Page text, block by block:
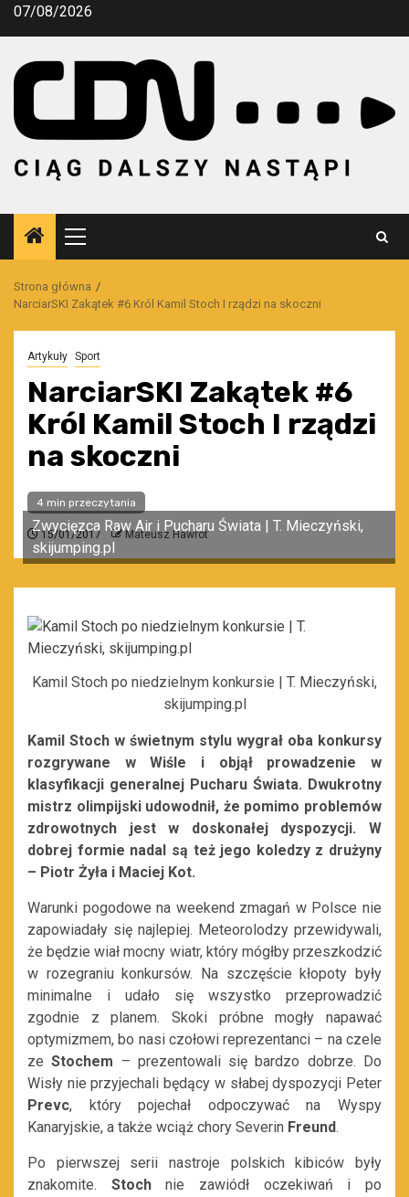
Przejdź
07/08/2026
Menu
główne
Strona główna
NarciarSKI Zakątek #6 Król Kamil Stoch I rządzi na skoczni
Artykuły Sport
NarciarSKI Zakątek #6
Król Kamil Stoch I rządzi
na skoczni
4 min przeczytania
15/01/2017 Mateusz Hawrot
Zwycięzca Raw Air i Pucharu Świata | T. Mieczyński,
skijumping.pl
Kamil Stoch po niedzielnym konkursie | T. Mieczyński,
skijumping.pl
Kamil Stoch w świetnym stylu wygrał oba konkursy
rozgrywane w Wiśle i objął prowadzenie w
klasyfikacji generalnej Pucharu Świata. Dwukrotny
mistrz olimpijski udowodnił, że pomimo problemów
zdrowotnych jest w doskonałej dyspozycji. W
dobrej formie nadal są też jego koledzy z drużyny
– Piotr Żyła i Maciej Kot.
Warunki pogodowe na weekend zmagań w Polsce nie
zapowiadały się najlepiej. Meteorolodzy przewidywali,
że będzie wiał mocny wiatr, który mógłby przeszkodzić
w rozegraniu konkursów. Na szczęście kłopoty były
minimalne i udało się wszystko przeprowadzić
zgodnie z planem. Skoki próbne mogły napawać
optymizmem, bo nasi czołowi reprezentanci – na czele
zeStochem – prezentowali się bardzo dobrze. Do
Wisły nie przyjechali będący w słabej dyspozycji Peter
Prevc, który pojechał odpoczywać na Wyspy
Kanaryjskie, a także wciąż chory Severin Freund.
Po pierwszej serii nastroje polskich kibiców były
znakomite. Stochnie zawiódł oczekiwań i po